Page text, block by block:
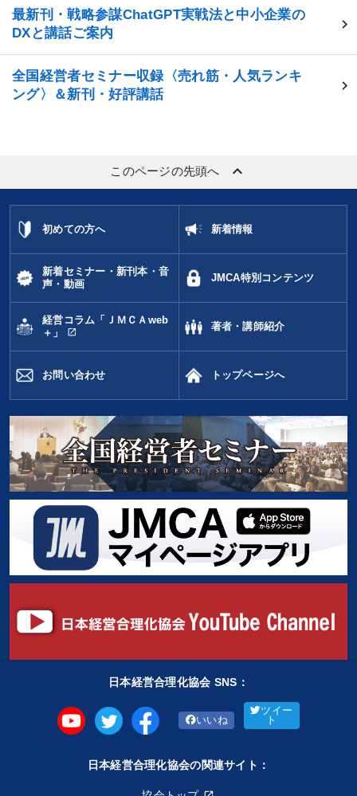
最新刊・戦略参謀ChatGPT実戦法と中小企業の
DXと講話ご案内
全国経営者セミナー収録〈売れ筋・人気ランキ
ング〉＆新刊・好評講話
このページの先頭へ keyboard_arrow_up
初めての方へ 新着情報
新着セミナー・新刊本・音
声・動画
JMCA特別コンテンツ
経営コラム「ＪＭＣＡweb
＋」
open_in_new
著者・講師紹介
お問い合わせ トップページへ
日本経営合理化協会 SNS：
いいね
ツイー
ト
日本経営合理化協会の関連サイト：